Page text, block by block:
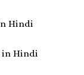
Hindi
in Hindi